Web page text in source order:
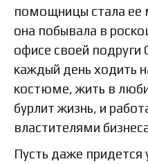
помощницы стала ее
она побывала в
офисе своей подруги
каждый день ходить
костюме, жить в
бурлит жизнь, и
властителями
Пусть даже придется